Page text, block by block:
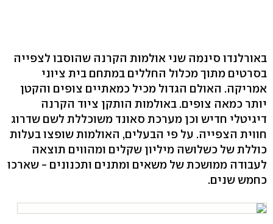
באורלנדו סינמה שני אולמות הקרנה שהוסבו לצפייה
בסרטים מתוך מכלול החללים במתחם בית ציוני
אמריקה. האולם הגדול מכיל כמאתיים צופים והקטן
יותר כמאה צופים. באולמות הותקן ציוד הקרנה
דיגיטלי חדיש וכן מערכת סאונד משוכללת לשם שדרוג
חווית הצפייה. על פי הבעלים, האולמות שופצו בעלות
כוללת של כשלושה מיליון שקלים ומהווים תוצאה
לעבודה ממושכת של משאים ומתנים ותכנונים - שארכו
כחמש שנים.